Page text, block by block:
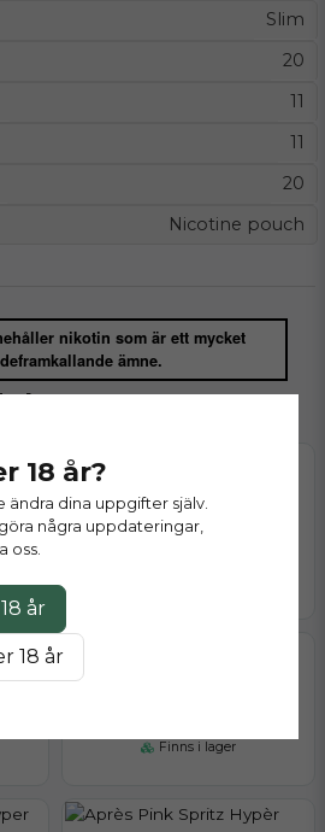
Slim
20
11
11
20
Nicotine pouch
nikotin som är ett mycket
ämne.
APRES
Après Tangerine Spritz Hyper
Finns i lager
18 år?
ändra dina uppgifter själv.
några uppdateringar,
oss.
år
18 år